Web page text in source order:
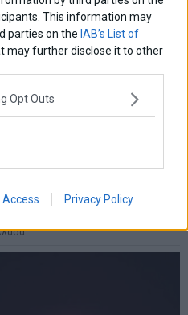
This information may
parties on the IAB’s List of
may further disclose it to other
Opt Outs
Access Privacy Policy
με εκδηλώσεις που